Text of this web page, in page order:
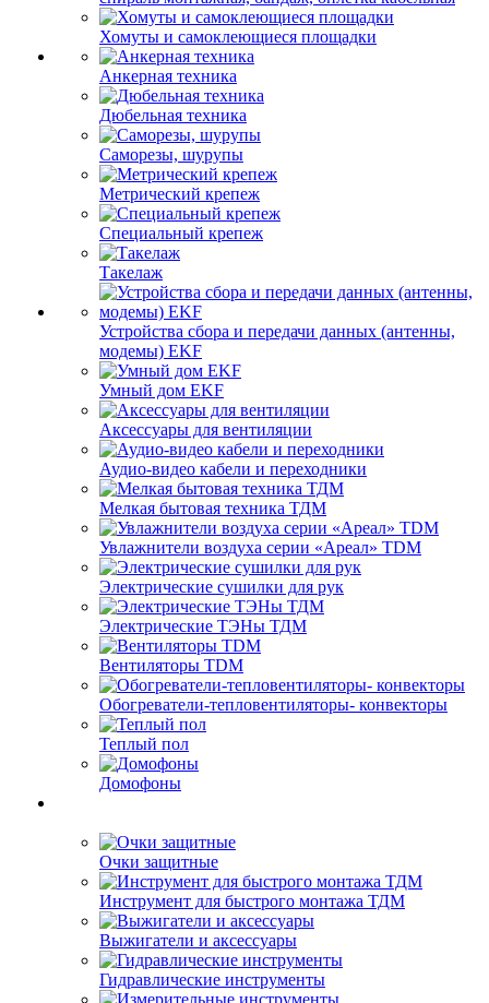
Хомуты и самоклеющиеся площадки
Анкерная техника
Дюбельная техника
Саморезы, шурупы
Метрический крепеж
Специальный крепеж
Такелаж
Устройства сбора и передачи данных (антенны,
модемы) EKF
Умный дом EKF
Аксессуары для вентиляции
Аудио-видео кабели и переходники
Мелкая бытовая техника ТДМ
Увлажнители воздуха серии «Ареал» TDM
Электрические сушилки для рук
Электрические ТЭНы ТДМ
Вентиляторы TDM
Обогреватели-тепловентиляторы- конвекторы
Теплый пол
Домофоны
Очки защитные
Инструмент для быстрого монтажа ТДМ
Выжигатели и аксессуары
Гидравлические инструменты